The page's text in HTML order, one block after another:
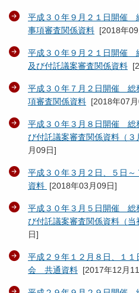
平成３０年９月２１日開催
事項審査関係資料 [2018年
平成３０年９月２１日開催
及び付託議案審査関係資料 [
平成３０年７月２日開催
項審査関係資料 [2018年07
平成３０年３月８日開催
び付託議案審査関係資料（３
月09日]
平成３０年３月２日、５日
資料 [2018年03月09日]
平成３０年３月５日開催
び付託議案審査関係資料（当
日]
平成２９年１２月８日、１
会 共通資料 [2017年12月